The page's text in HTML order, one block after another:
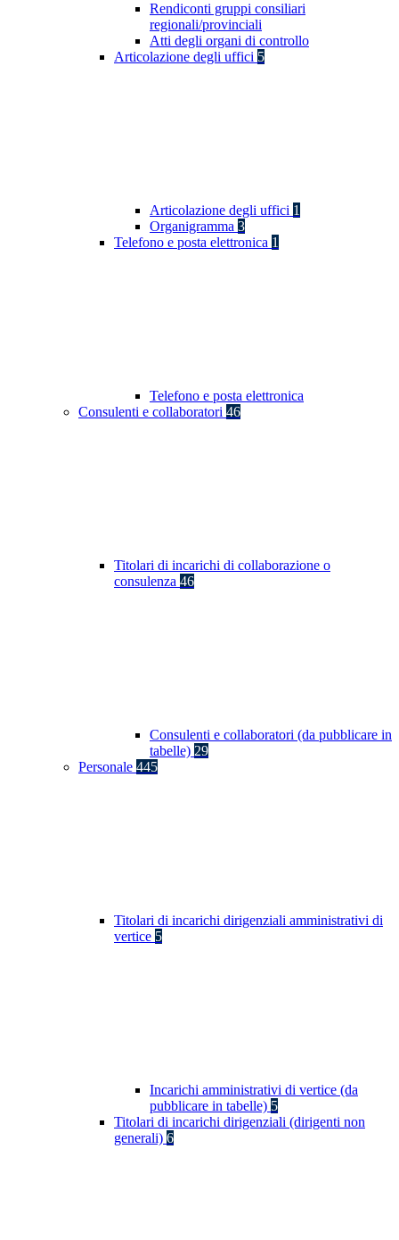
Rendiconti gruppi consiliari
regionali/provinciali
Atti degli organi di controllo
Articolazione degli uffici 5
Articolazione degli uffici 1
Organigramma 3
Telefono e posta elettronica 1
Telefono e posta elettronica
Consulenti e collaboratori 46
Titolari di incarichi di collaborazione o
consulenza 46
Consulenti e collaboratori (da pubblicare in
tabelle) 29
Personale 445
Titolari di incarichi dirigenziali amministrativi di
vertice 5
Incarichi amministrativi di vertice (da
pubblicare in tabelle) 5
Titolari di incarichi dirigenziali (dirigenti non
generali) 6